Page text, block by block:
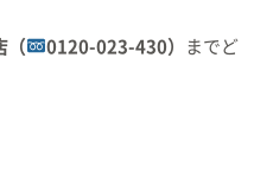
（ 0120-023-430）
までど